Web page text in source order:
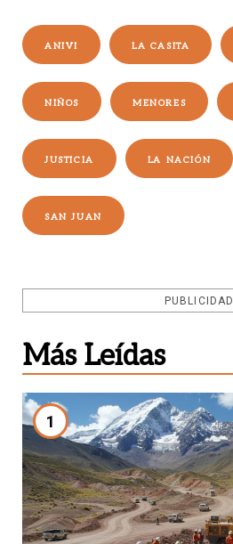
ANIVI LA CASITA
NIÑOS MENORES
JUSTICIA LA NACIÓN
SAN JUAN
PUBLICIDAD
Más Leídas
1